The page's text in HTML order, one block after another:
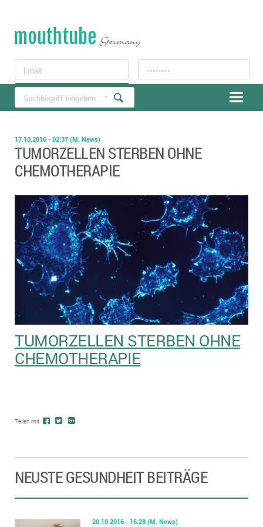
LOGIN Registrieren
17.10.2016 - 02:37 (M. News)
TUMORZELLEN STERBEN OHNE
CHEMOTHERAPIE
TUMORZELLEN STERBEN OHNE
CHEMOTHERAPIE
Teilen mit
NEUSTE GESUNDHEIT BEITRÄGE
20.10.2016 - 16:28 (M. News)